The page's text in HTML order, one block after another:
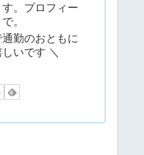
。プロフィー
。
勤のおともに
いです ＼